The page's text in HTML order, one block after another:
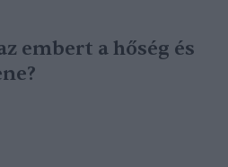
embert a hőség és